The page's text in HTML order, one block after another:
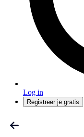
Log in
Registreer je gratis